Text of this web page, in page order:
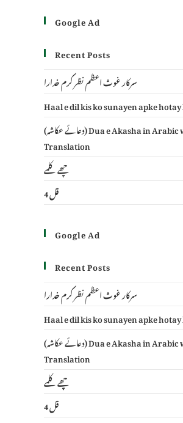
Google Ad
Recent Posts
سرکار غوث اعظم نظر کرم خدارا
Haal e dil kis ko sunayen apke
(دعائے عکاشہ) Dua e Akasha in Arabic with
Translation
چھے کلمے
4 قل
Google Ad
Recent Posts
سرکار غوث اعظم نظر کرم خدارا
Haal e dil kis ko sunayen apke
(دعائے عکاشہ) Dua e Akasha in Arabic with
Translation
چھے کلمے
4 قل